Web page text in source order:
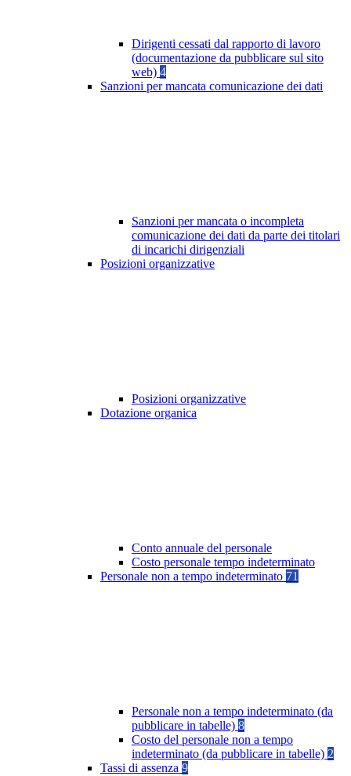
Dirigenti cessati dal rapporto di lavoro
(documentazione da pubblicare sul sito
web) 4
Sanzioni per mancata comunicazione dei dati
Sanzioni per mancata o incompleta
comunicazione dei dati da parte dei titolari
di incarichi dirigenziali
Posizioni organizzative
Posizioni organizzative
Dotazione organica
Conto annuale del personale
Costo personale tempo indeterminato
Personale non a tempo indeterminato 71
Personale non a tempo indeterminato (da
pubblicare in tabelle) 8
Costo del personale non a tempo
indeterminato (da pubblicare in tabelle) 2
Tassi di assenza 9